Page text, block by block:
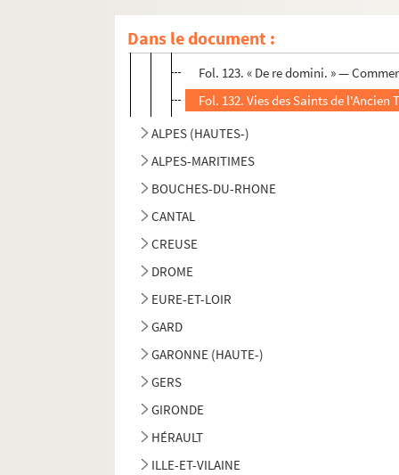
Dans le document :
Fol. 67. « De judiciis. » —
Fol. 111. Répertoire alphabétique
Fol. 123. « De re domini. » —
Fol. 132. Vies des Saints de
ALPES (HAUTES-)
ALPES-MARITIMES
BOUCHES-DU-RHONE
CANTAL
CREUSE
DROME
EURE-ET-LOIR
GARD
GARONNE (HAUTE-)
GERS
GIRONDE
HÉRAULT
ILLE-ET-VILAINE